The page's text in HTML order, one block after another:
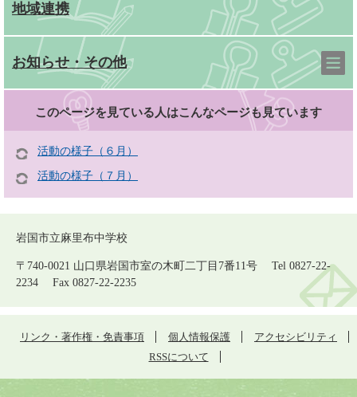
地域連携
お知らせ・その他
このページを見ている人はこんなページも見ています
活動の様子（６月）
活動の様子（７月）
岩国市立麻里布中学校
〒740-0021 山口県岩国市室の木町二丁目7番11号 Tel 0827-22-
2234 Fax 0827-22-2235
リンク・著作権・免責事項 個人情報保護
アクセシビリティ
RSSについて